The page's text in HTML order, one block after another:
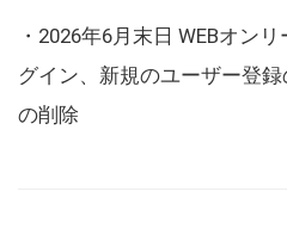
・2026年6月末日 WEBオン
グイン、新規のユーザー登
の削除